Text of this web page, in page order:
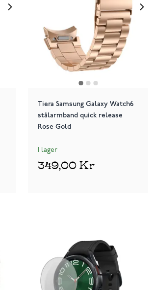
Tiera Samsung Galaxy Watch6
stålarmband quick release
Rose Gold
I lager
349,00 Kr